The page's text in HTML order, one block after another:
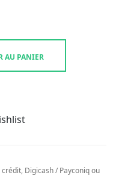
AU PANIER
Digicash / Payconiq ou